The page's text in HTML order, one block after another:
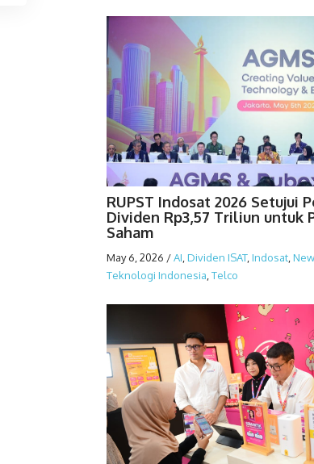
RUPST Indosat 2026 Setujui
Dividen Rp3,57 Triliun untuk
Saham
May 6, 2026 /AI Dividen ISAT, Indosat,
Teknologi Indonesia Telco